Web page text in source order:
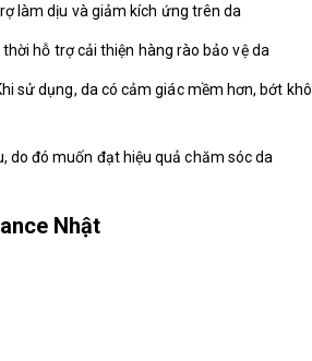
làm dịu và giảm kích ứng trên da
hỗ trợ cải thiện hàng rào bảo vệ da
sử dụng, da có cảm giác mềm hơn, bớt khô
do đó muốn đạt hiệu quả chăm sóc da
Nhật